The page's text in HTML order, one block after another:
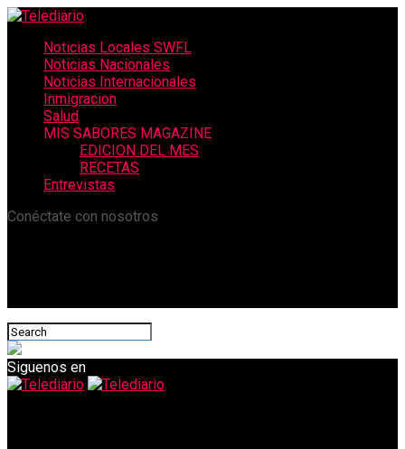
Noticias Locales SWFL
Noticias Nacionales
Noticias Internacionales
Inmigracion
Salud
MIS SABORES MAGAZINE
EDICION DEL MES
RECETAS
Entrevistas
Conéctate con nosotros
Siguenos en